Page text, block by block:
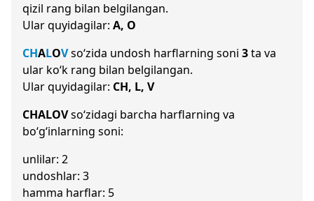
qizil rang bilan belgilangan.
Ular quyidagilar: A, O
CHALOVso‘zida undosh harflarning soni 3ta va
ular ko‘k rang bilan belgilangan.
Ular quyidagilar: CH, L, V
CHALOVso‘zidagi barcha harflarning va
bo‘g‘inlarning soni:
unlilar: 2
undoshlar: 3
hamma harflar: 5